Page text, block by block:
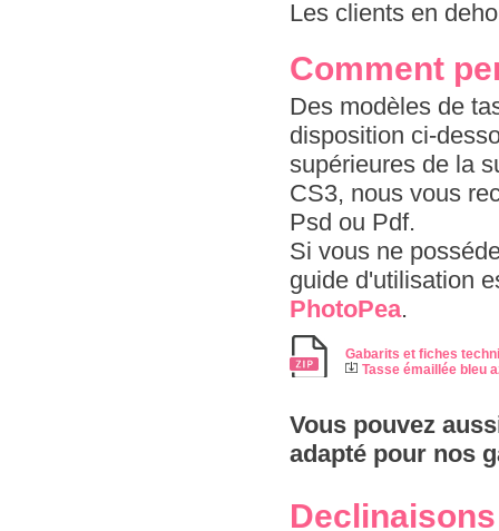
Les clients en
Comment
Des modèles de
disposition ci-
supérieures de la
CS3, nous vous
Psd ou Pdf.
Si vous ne
guide d'utilisation
PhotoPea.
Gabarits et fiches
Tasse émaillée bleu
Vous pouvez
adapté pour nos
Declinaisons